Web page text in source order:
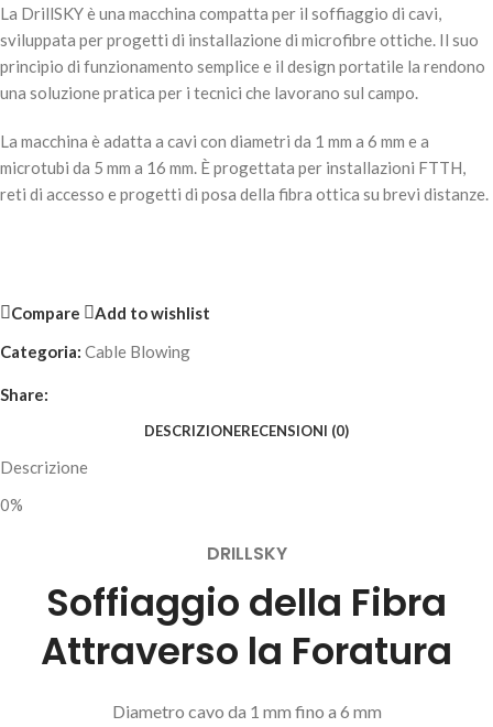
La DrillSKY è una macchina compatta per il soffiaggio di cavi,
sviluppata per progetti di installazione di microfibre ottiche. Il suo
principio di funzionamento semplice e il design portatile la rendono
una soluzione pratica per i tecnici che lavorano sul campo.
La macchina è adatta a cavi con diametri da 1 mm a 6 mm e a
microtubi da 5 mm a 16 mm. È progettata per installazioni FTTH,
reti di accesso e progetti di posa della fibra ottica su brevi distanze.
Compare
Add to wishlist
Categoria: Cable Blowing
Share:
DESCRIZIONERECENSIONI (0)
Descrizione
0%
DRILLSKY
Soffiaggio della Fibra
Attraverso la Foratura
Diametro cavo da 1 mm fino a 6 mm